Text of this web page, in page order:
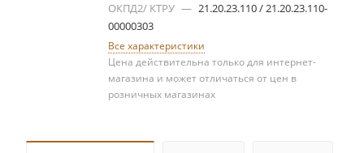
ОКПД2/ КТРУ — 21.20.23.110 / 21.20.23.110-
00000303
Все характеристики
Цена действительна только для интернет-
магазина и может отличаться от цен в
розничных магазинах